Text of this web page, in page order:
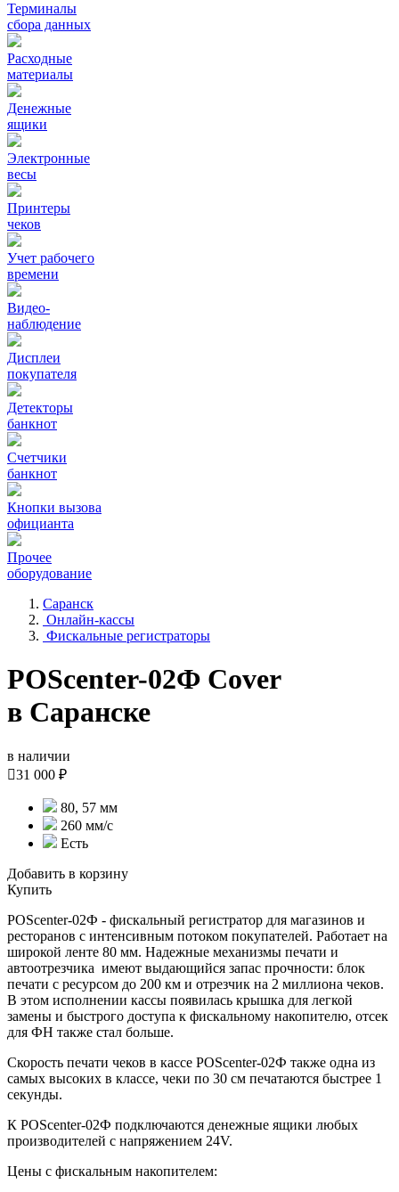
Терминалы
сбора данных
Расходные
материалы
Денежные
ящики
Электронные
весы
Принтеры
чеков
Учет рабочего
времени
Видео‑
наблюдение
Дисплеи
покупателя
Детекторы
банкнот
Счетчики
банкнот
Кнопки вызова
официанта
Прочее
оборудование
Саранск
Онлайн-кассы
Фискальные регистраторы
POScenter-02Ф Cover
в Саранске
в наличии
31 000 ₽
80, 57 мм
260 мм/с
Есть
Добавить в корзину
Купить
POScenter-02Ф - фискальный регистратор для магазинов и
ресторанов с интенсивным потоком покупателей. Работает на
широкой ленте 80 мм. Надежные механизмы печати и
автоотрезчика имеют выдающийся запас прочности: блок
печати с ресурсом до 200 км и отрезчик на 2 миллиона чеков.
В этом исполнении кассы появилась крышка для легкой
замены и быстрого доступа к фискальному накопителю, отсек
для ФН также стал больше.
Скорость печати чеков в кассе POScenter-02Ф также одна из
самых высоких в классе, чеки по 30 см печатаются быстрее 1
секунды.
К POScenter-02Ф подключаются денежные ящики любых
производителей с напряжением 24V.
Цены с фискальным накопителем: